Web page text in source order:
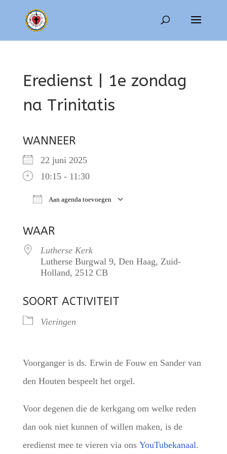
Eredienst | 1e zondag
na Trinitatis
WANNEER
22 juni 2025
10:15 - 11:30
Aan agenda toevoegen
WAAR
Lutherse Kerk
Lutherse Burgwal 9, Den Haag, Zuid-
Holland, 2512 CB
SOORT ACTIVITEIT
Vieringen
Voorganger is ds. Erwin de Fouw en Sander van
den Houten bespeelt het orgel.
Voor degenen die de kerkgang om welke reden
dan ook niet kunnen of willen maken, is de
eredienst mee te vieren via ons YouTubekanaal.